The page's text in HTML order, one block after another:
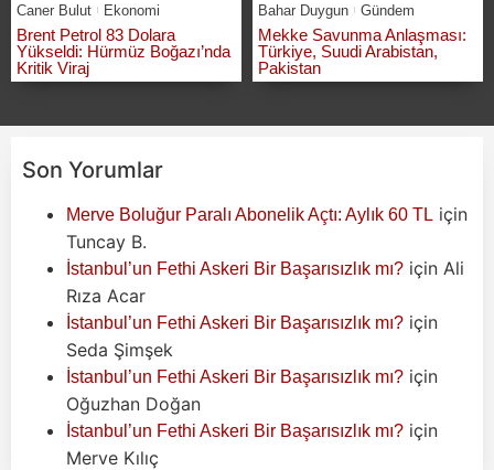
Caner Bulut Ekonomi
Brent Petrol 83 Dolara
Yükseldi: Hürmüz Boğazı’nda
Kritik Viraj
Bahar Duygun Gündem
Mekke Savunma Anlaşması:
Türkiye, Suudi Arabistan,
Pakistan
Son Yorumlar
Merve Boluğur Paralı Abonelik Açtı: Aylık 60 TL için
Tuncay B.
İstanbul’un Fethi Askeri Bir Başarısızlık mı? için Ali
Rıza Acar
İstanbul’un Fethi Askeri Bir Başarısızlık mı? için
Seda Şimşek
İstanbul’un Fethi Askeri Bir Başarısızlık mı? için
Oğuzhan Doğan
İstanbul’un Fethi Askeri Bir Başarısızlık mı? için
Merve Kılıç